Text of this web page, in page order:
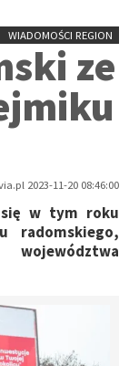
WIADOMOŚCI REGION
ze
2023-11-20 08:46:00
się w tym roku
radomskiego,